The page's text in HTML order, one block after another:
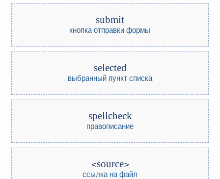
submit
кнопка отправки формы
selected
выбранный пункт списка
spellcheck
правописание
source
ссылка на файл